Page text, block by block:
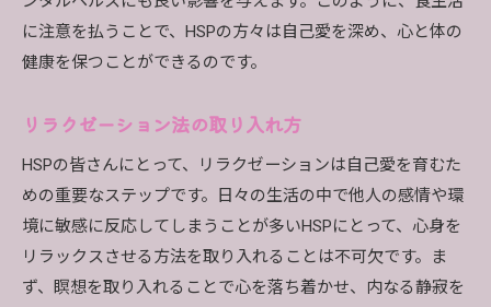
に注意を払うことで、HSPの方々は自己愛を深め、心と体の
健康を保つことができるのです。
リラクゼーション法の取り入れ方
HSPの皆さんにとって、リラクゼーションは自己愛を育むた
めの重要なステップです。日々の生活の中で他人の感情や環
境に敏感に反応してしまうことが多いHSPにとって、心身を
リラックスさせる方法を取り入れることは不可欠です。ま
ず、瞑想を取り入れることで心を落ち着かせ、内なる静寂を